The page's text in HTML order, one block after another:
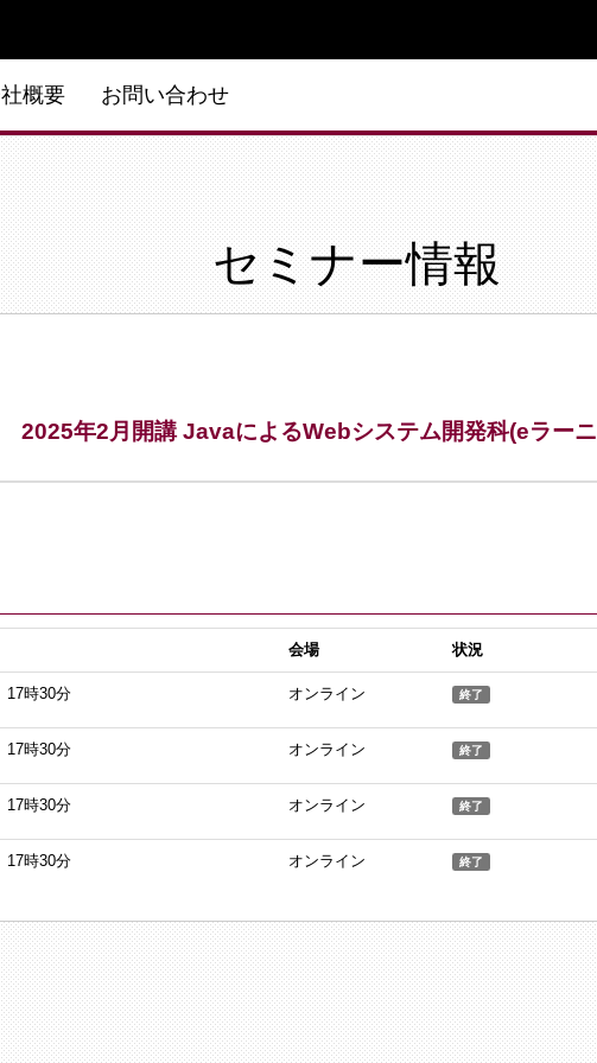
概要 お問い合わせ
セミナー情報
2025年2月開講 JavaによるWebシステム開発科(eラー
会場 状況
17時30分 オンライン 終了
17時30分 オンライン 終了
17時30分 オンライン 終了
17時30分 オンライン 終了